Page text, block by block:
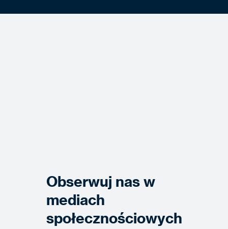
Obserwuj nas w
mediach
społecznościowych